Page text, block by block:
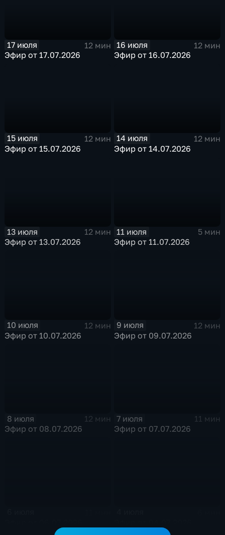
17 июля
12 мин
Эфир от 17.07.2026
16 июля
12 мин
Эфир от 16.07.2026
15 июля
12 мин
Эфир от 15.07.2026
14 июля
12 мин
Эфир от 14.07.2026
13 июля
12 мин
Эфир от 13.07.2026
11 июля
5 мин
Эфир от 11.07.2026
10 июля
12 мин
Эфир от 10.07.2026
9 июля
12 мин
Эфир от 09.07.2026
8 июля
12 мин
Эфир от 08.07.2026
7 июля
11 мин
Эфир от 07.07.2026